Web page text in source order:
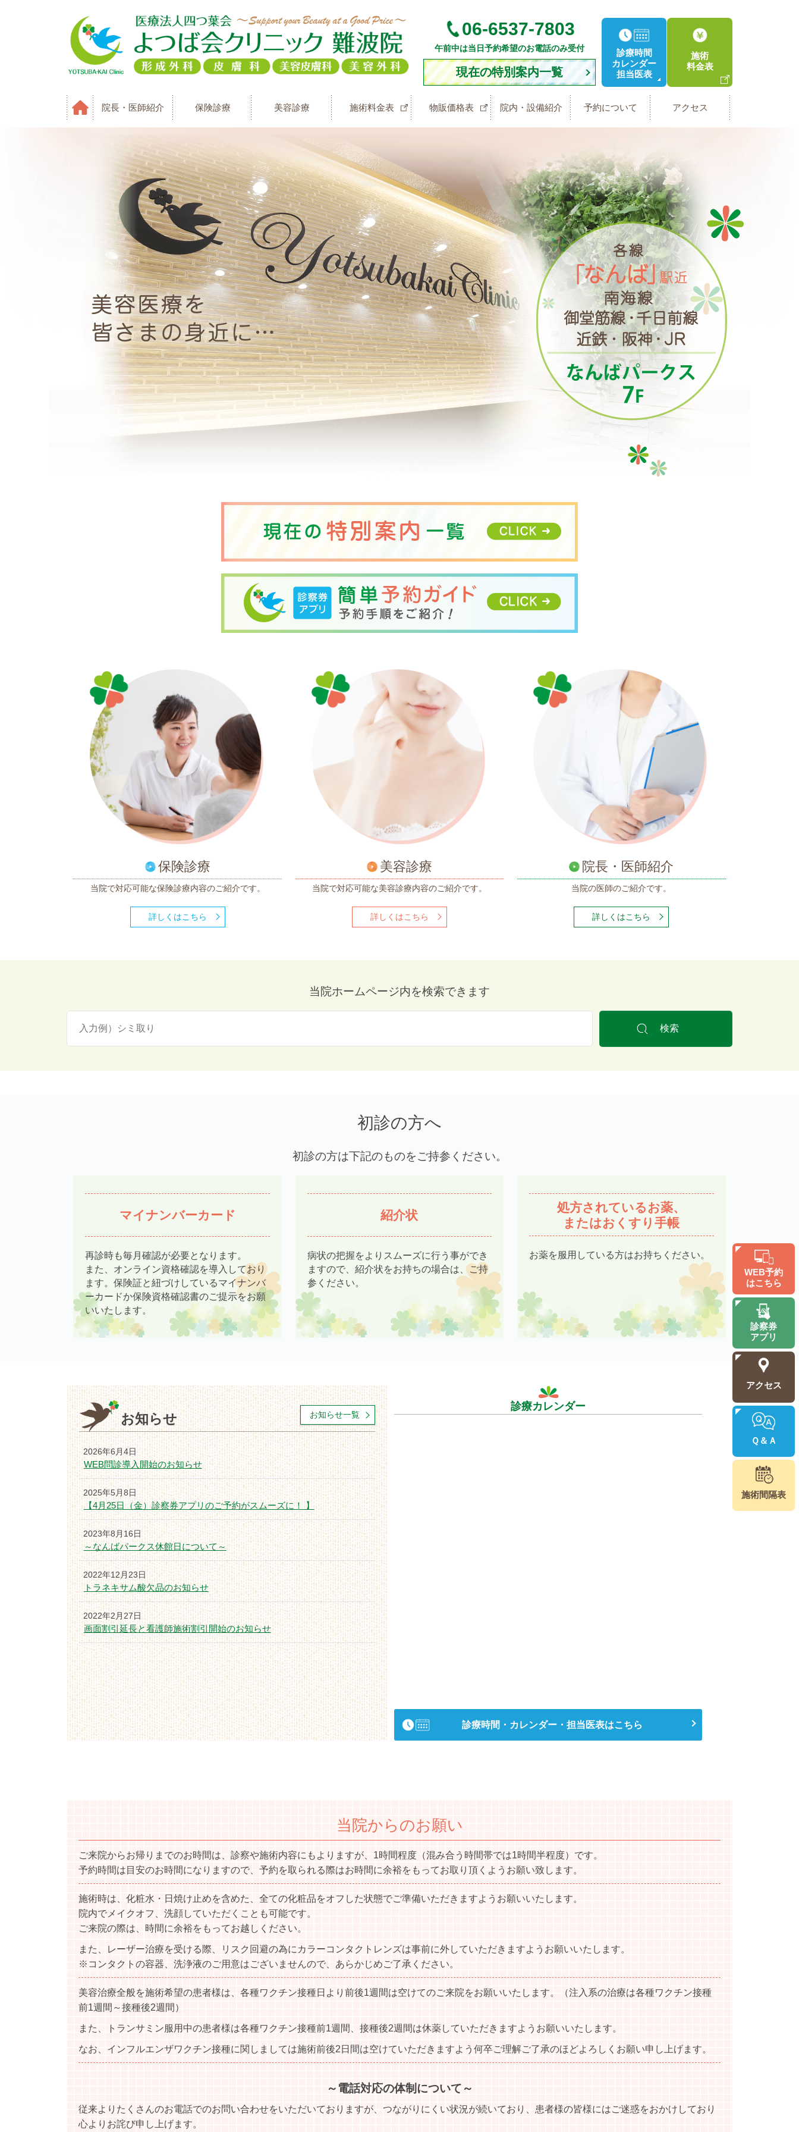
06-6537-7803
午前中は当日予約希望のお電話のみ受付
現在の特別案内一覧
診療時間
カレンダー
担当医表
施術
料金表
院長・医師紹介 保険診療 美容診療 施術料金表 物販価格表 院内・設備紹介 予約について アクセス
保険診療
当院で対応可能な保険診療内容のご紹介です。
詳しくはこちら
美容診療
当院で対応可能な美容診療内容のご紹介です。
詳しくはこちら
院長・医師紹介
当院の医師のご紹介です。
詳しくはこちら
当院ホームページ内を検索できます
初診の方へ
初診の方は下記のものをご持参ください。
マイナンバーカード
再診時も毎月確認が必要となります。
また、オンライン資格確認を導入しており
ます。保険証と紐づけしているマイナンバ
ーカードか保険資格確認書のご提示をお願
いいたします。
紹介状
病状の把握をよりスムーズに行う事ができ
ますので、紹介状をお持ちの場合は、ご持
参ください。
処方されているお薬、
またはおくすり手帳
お薬を服用している方はお持ちください。
お知らせ
2026年6月4日
WEB問診導入開始のお知らせ
2025年5月8日
【4月25日（金）診察券アプリのご予約がスムーズに！ 】
2023年8月16日
～なんばパークス休館日について～
2022年12月23日
トラネキサム酸欠品のお知らせ
2022年2月27日
画面割引延長と看護師施術割引開始のお知らせ
お知らせ一覧
診療カレンダー
診療時間・カレンダー・担当医表はこちら
当院からのお願い
ご来院からお帰りまでのお時間は、診察や施術内容にもよりますが、1時間程度（混み合う時間帯では1時間半程度）です。
予約時間は目安のお時間になりますので、予約を取られる際はお時間に余裕をもってお取り頂くようお願い致します。
施術時は、化粧水・日焼け止めを含めた、全ての化粧品をオフした状態でご準備いただきますようお願いいたします。
院内でメイクオフ、洗顔していただくことも可能です。
ご来院の際は、時間に余裕をもってお越しください。
また、レーザー治療を受ける際、リスク回避の為にカラーコンタクトレンズは事前に外していただきますようお願いいたします。
※コンタクトの容器、洗浄液のご用意はございませんので、あらかじめご了承ください。
美容治療全般を施術希望の患者様は、各種ワクチン接種日より前後1週間は空けてのご来院をお願いいたします。（注入系の治療は各種ワクチン接種
前1週間～接種後2週間）
また、トランサミン服用中の患者様は各種ワクチン接種前1週間、接種後2週間は休薬していただきますようお願いいたします。
なお、インフルエンザワクチン接種に関しましては施術前後2日間は空けていただきますよう何卒ご理解ご了承のほどよろしくお願い申し上げます。
～電話対応の体制について～
従来よりたくさんのお電話でのお問い合わせをいただいておりますが、つながりにくい状況が続いており、患者様の皆様にはご迷惑をおかけしており
心よりお詫び申し上げます。
WEB予約
はこちら
診察券
アプリ
アクセス
Ｑ＆Ａ
施術間隔表